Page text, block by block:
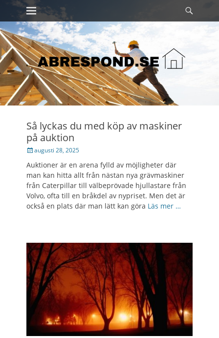
Skip
to
content
Primary Menu
Så lyckas du med köp av maskiner
på auktion
Posted
augusti 28, 2025
Auktioner är en arena fylld av möjligheter där
man kan hitta allt från nästan nya grävmaskiner
från Caterpillar till välbeprövade hjullastare från
Volvo, ofta till en bråkdel av nypriset. Men det är
också en plats där man lätt kan göra Läs mer …